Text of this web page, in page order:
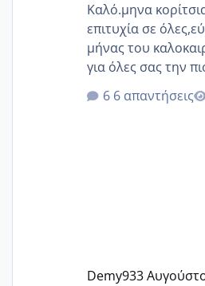
Καλό.μηνα
επιτυχία σε
μήνας του
για όλες σας την
@Elk @Melikara86
@Zenia z
6 απαντήσεις
Demy933